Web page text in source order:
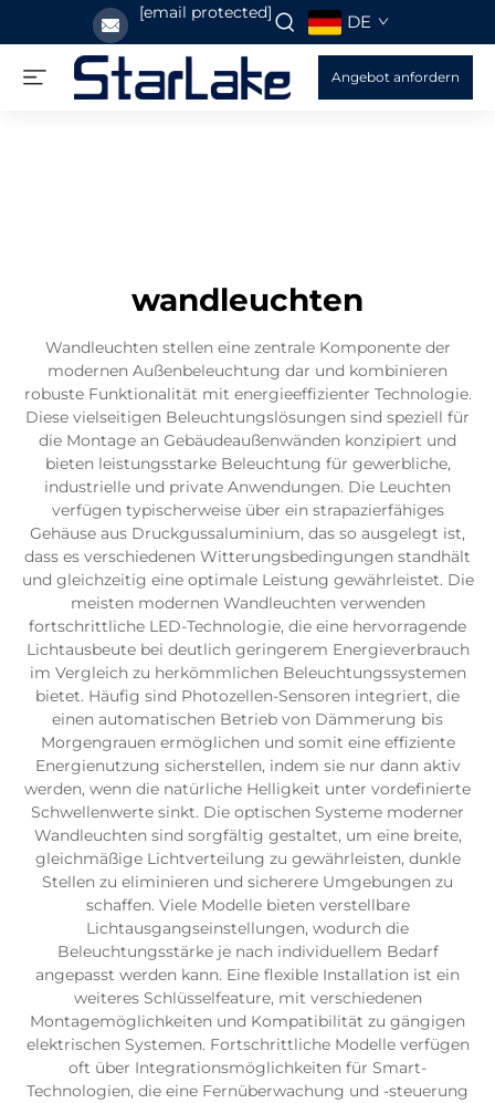
[email protected] DE
Angebot anfordern
wandleuchten
Wandleuchten stellen eine zentrale Komponente der
modernen Außenbeleuchtung dar und kombinieren
robuste Funktionalität mit energieeffizienter Technologie.
Diese vielseitigen Beleuchtungslösungen sind speziell für
die Montage an Gebäudeaußenwänden konzipiert und
bieten leistungsstarke Beleuchtung für gewerbliche,
industrielle und private Anwendungen. Die Leuchten
verfügen typischerweise über ein strapazierfähiges
Gehäuse aus Druckgussaluminium, das so ausgelegt ist,
dass es verschiedenen Witterungsbedingungen standhält
und gleichzeitig eine optimale Leistung gewährleistet. Die
meisten modernen Wandleuchten verwenden
fortschrittliche LED-Technologie, die eine hervorragende
Lichtausbeute bei deutlich geringerem Energieverbrauch
im Vergleich zu herkömmlichen Beleuchtungssystemen
bietet. Häufig sind Photozellen-Sensoren integriert, die
einen automatischen Betrieb von Dämmerung bis
Morgengrauen ermöglichen und somit eine effiziente
Energienutzung sicherstellen, indem sie nur dann aktiv
werden, wenn die natürliche Helligkeit unter vordefinierte
Schwellenwerte sinkt. Die optischen Systeme moderner
Wandleuchten sind sorgfältig gestaltet, um eine breite,
gleichmäßige Lichtverteilung zu gewährleisten, dunkle
Stellen zu eliminieren und sicherere Umgebungen zu
schaffen. Viele Modelle bieten verstellbare
Lichtausgangseinstellungen, wodurch die
Beleuchtungsstärke je nach individuellem Bedarf
angepasst werden kann. Eine flexible Installation ist ein
weiteres Schlüsselfeature, mit verschiedenen
Montagemöglichkeiten und Kompatibilität zu gängigen
elektrischen Systemen. Fortschrittliche Modelle verfügen
oft über Integrationsmöglichkeiten für Smart-
Technologien, die eine Fernüberwachung und -steuerung